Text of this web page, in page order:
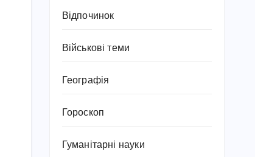
Відпочинок
Військові теми
Географія
Гороскоп
Гуманітарні науки